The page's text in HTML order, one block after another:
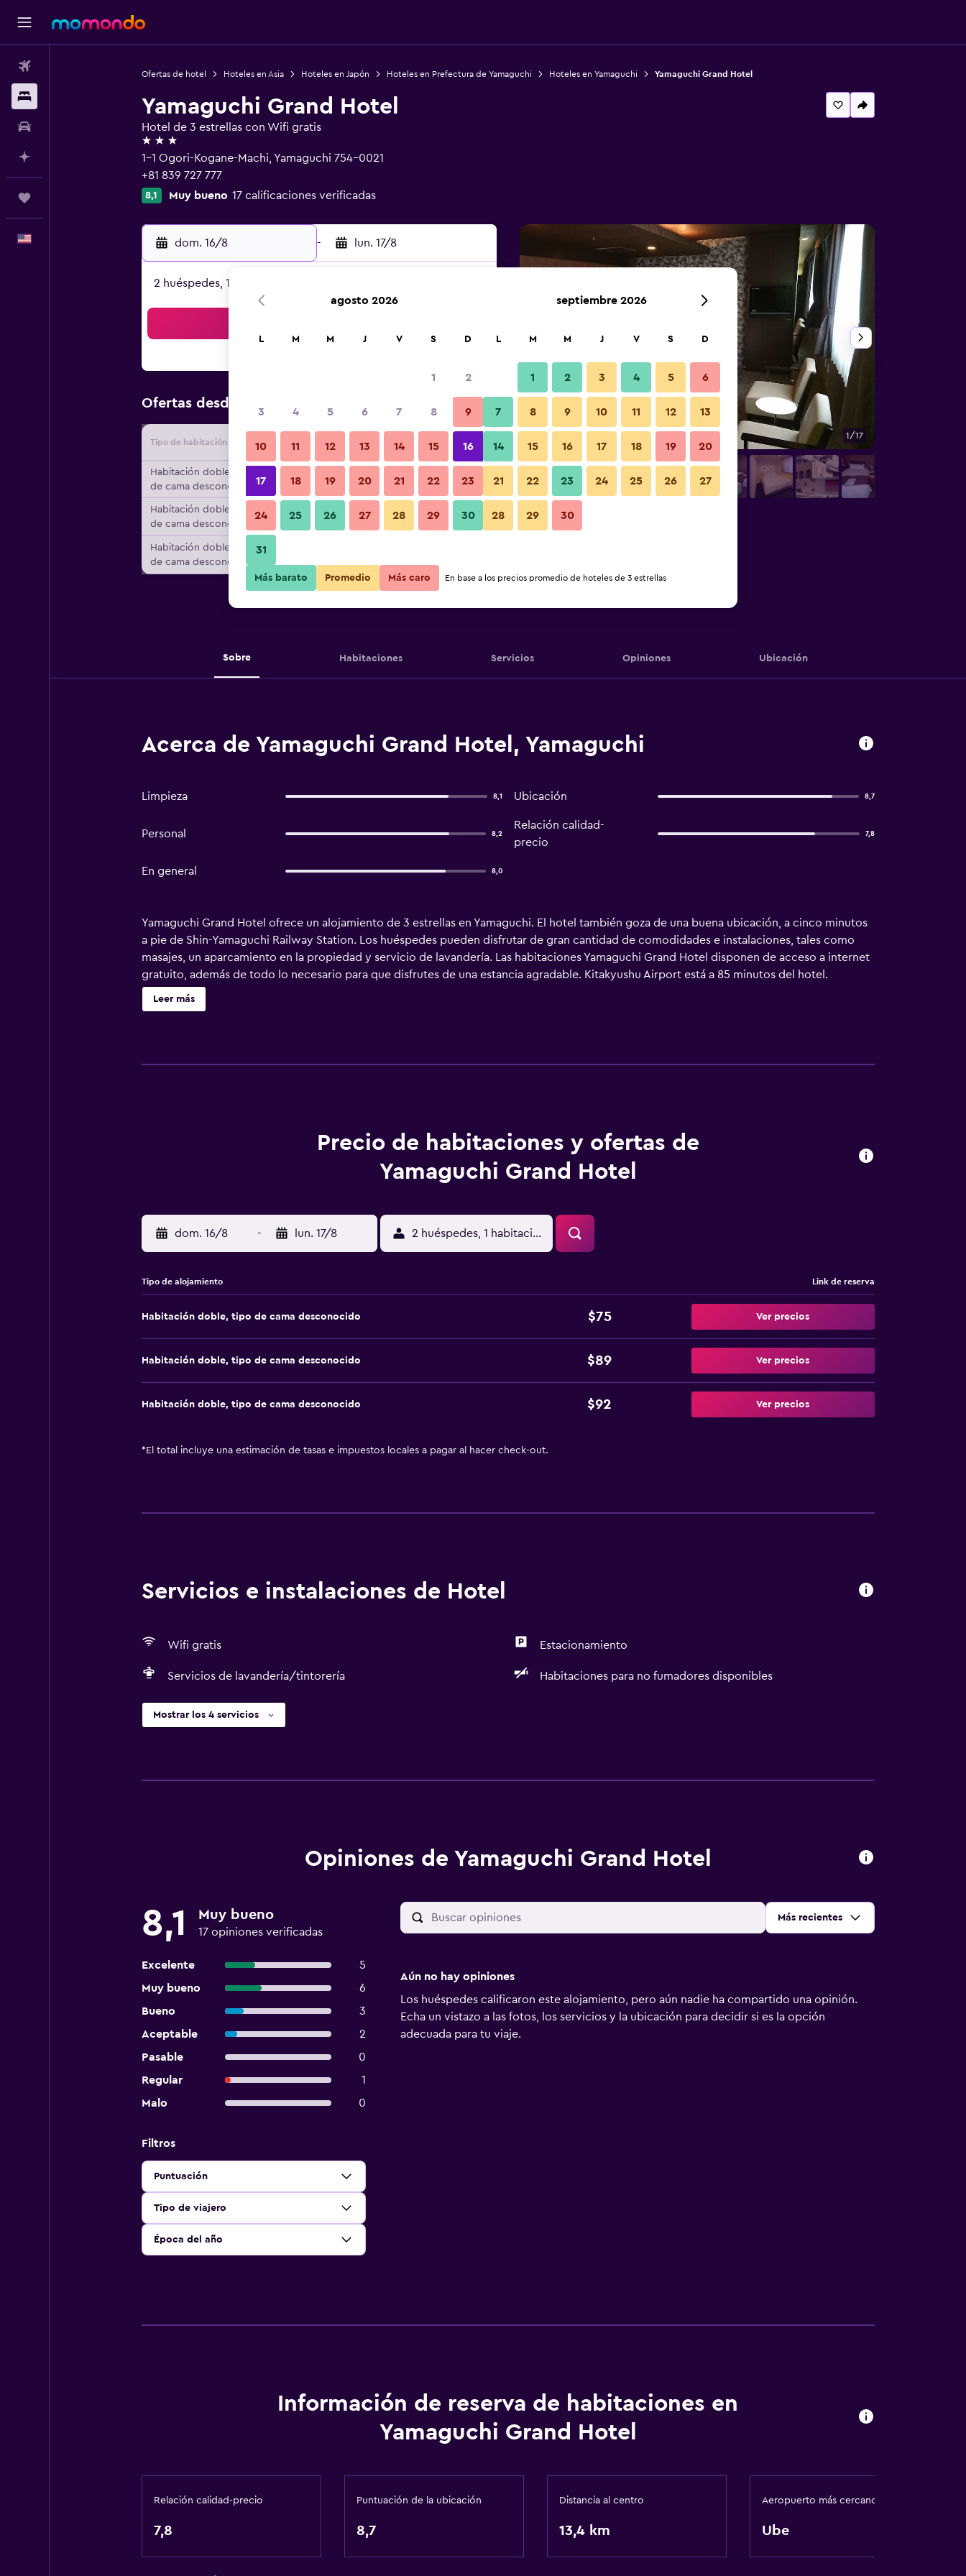
Ofertas de hotel Hoteles en Asia Hoteles en Japón Hoteles en Prefectura de Yamaguchi Hoteles en Yamaguchi Yamaguchi Grand Hotel
Yamaguchi Grand Hotel
Hotel de 3 estrellas con Wifi gratis
3 estrellas
1-1 Ogori-Kogane-Machi, Yamaguchi 754-0021
+81 839 727 777
8,1 Muy bueno 17 calificaciones verificadas
dom. 16/8 - lun. 17/8
2 huéspedes, 1 habitación
Ofertas desde Oferta más barata de precio por noche
Tipo de habitación Proveedor Total noche
Habitación doble, tipo
de cama desconocido
$75 Ver oferta
Habitación doble, tipo
de cama desconocido
$89 Ver oferta
Habitación doble, tipo
de cama desconocido
Otros 1/17
Fotos
Sobre Habitaciones Servicios Opiniones Ubicación
Acerca de Yamaguchi Grand Hotel, Yamaguchi
Limpieza 8,1 Ubicación 8,7
Personal 8,2
Relación calidad-
precio
7,8
En general 8,0
Yamaguchi Grand Hotel ofrece un alojamiento de 3 estrellas en Yamaguchi. El hotel también goza de una buena ubicación, a cinco minutos
a pie de Shin-Yamaguchi Railway Station. Los huéspedes pueden disfrutar de gran cantidad de comodidades e instalaciones, tales como
masajes, un aparcamiento en la propiedad y servicio de lavandería. Las habitaciones Yamaguchi Grand Hotel disponen de acceso a internet
gratuito, además de todo lo necesario para que disfrutes de una estancia agradable. Kitakyushu Airport está a 85 minutos del hotel.
Además, se puede acceder fácilmente en coche a Yamaguchi Ishin Park Stadium.
Leer más
Precio de habitaciones y ofertas de
Yamaguchi Grand Hotel
dom. 16/8 - lun. 17/8 2 huéspedes, 1 habitación
Tipo de alojamiento Link de reserva
Habitación doble, tipo de cama desconocido $75 Ver precios
Habitación doble, tipo de cama desconocido $89 Ver precios
Habitación doble, tipo de cama desconocido $92 Ver precios
* El total incluye una estimación de tasas e impuestos locales a pagar al hacer check-out.
Servicios e instalaciones de Hotel
Wifi gratis Estacionamiento
Servicios de lavandería/tintorería Habitaciones para no fumadores disponibles
Mostrar los 4 servicios
Opiniones de Yamaguchi Grand Hotel
8,1 Muy bueno
17 opiniones verificadas
Excelente
5
Muy bueno
6
Bueno
3
Aceptable
2
Pasable
0
Regular
1
Malo
0
Ordenar por:
Más recientes
Filtros
Puntuación
Tipo de viajero
Época del año
Aún no hay opiniones
Los huéspedes calificaron este alojamiento, pero aún nadie ha compartido una opinión.
Echa un vistazo a las fotos, los servicios y la ubicación para decidir si es la opción
adecuada para tu viaje.
Información de reserva de habitaciones en
Yamaguchi Grand Hotel
Relación calidad-precio
7,8
Puntuación de la ubicación
8,7
Distancia al centro
13,4 km
Aeropuerto más cercano
Ube
agosto 2026
L M M J V S D
1 2
3 4 5 6 7 8 9
10 11 12 13 14 15 16
17 18 19 20 21 22 23
24 25 26 27 28 29 30
31
septiembre 2026
L M M J V S D
1 2 3 4 5 6
7 8 9 10 11 12 13
14 15 16 17 18 19 20
21 22 23 24 25 26 27
28 29 30
Más barato Promedio Más caro En base a los precios promedio de hoteles de 3 estrellas